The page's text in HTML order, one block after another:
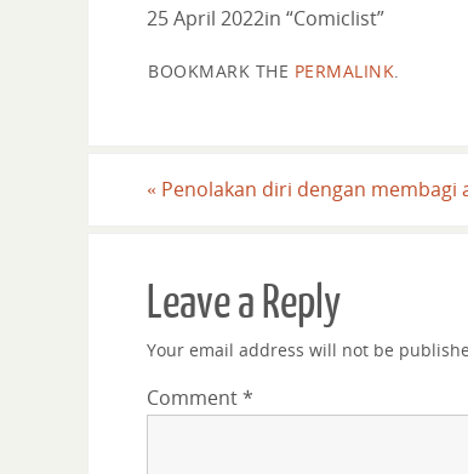
25 April 2022in “Comiclist”
BOOKMARK THE PERMALINK
« Penolakan diri dengan membagi
Leave a Reply
Your email address will not be
Comment*